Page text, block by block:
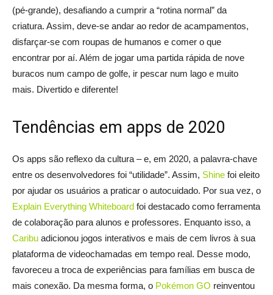
(pé-grande), desafiando a cumprir a “rotina normal” da
criatura. Assim, deve-se andar ao redor de acampamentos,
disfarçar‑se com roupas de humanos e comer o que
encontrar por aí. Além de jogar uma partida rápida de nove
buracos num campo de golfe, ir pescar num lago e muito
mais. Divertido e diferente!
Tendências em apps de 2020
Os apps são reflexo da cultura – e, em 2020, a palavra-chave
entre os desenvolvedores foi “utilidade”. Assim, Shine foi eleito
por ajudar os usuários a praticar o autocuidado. Por sua vez, o
Explain Everything Whiteboard foi destacado como ferramenta
de colaboração para alunos e professores. Enquanto isso, a
Caribu adicionou jogos interativos e mais de cem livros à sua
plataforma de videochamadas em tempo real. Desse modo,
favoreceu a troca de experiências para famílias em busca de
mais conexão. Da mesma forma, o Pokémon GO reinventou